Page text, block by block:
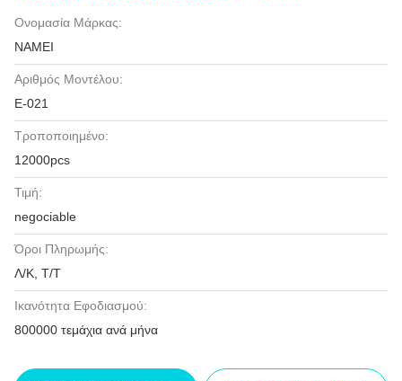
Ονομασία Μάρκας:
NAMEI
Αριθμός Μοντέλου:
Ε-021
Τροποποιημένο:
12000pcs
Τιμή:
negociable
Όροι Πληρωμής:
Λ/Κ, Τ/Τ
Ικανότητα Εφοδιασμού:
800000 τεμάχια ανά μήνα